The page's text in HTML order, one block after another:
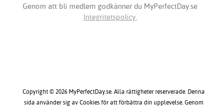
Genom att bli medlem godkänner du MyPerfectDay.se
Integritetspolicy.
Copyright © 2026 MyPerfectDay.se. Alla rättigheter reserverade. Denna
sida använder sig av Cookies för att förbättra din upplevelse. Genom